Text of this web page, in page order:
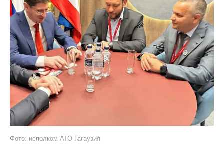
Фото: исполком АТО Гагаузия